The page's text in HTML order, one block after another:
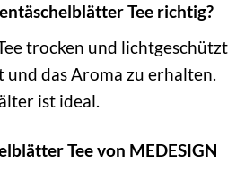
Tee richtig?
trocken und lichtgeschützt
und das Aroma zu erhalten.
ist ideal.
Tee von MEDESIGN